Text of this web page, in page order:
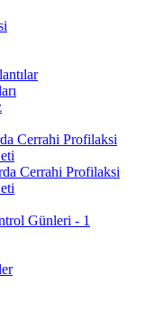
Cerrahi Profilaksi
Cerrahi Profilaksi
Günleri - 1